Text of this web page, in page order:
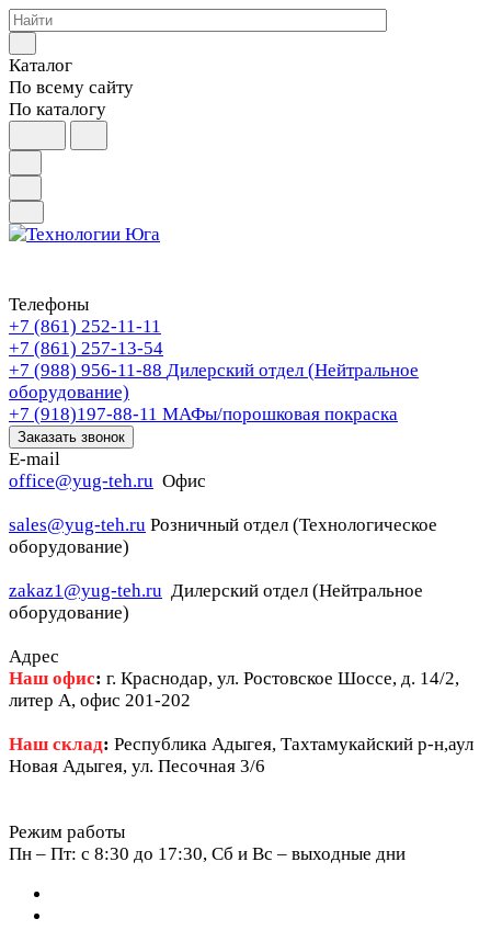
Каталог
По всему сайту
По каталогу
Телефоны
+7 (861) 252-11-11
+7 (861) 257-13-54
+7 (988) 956-11-88 Дилерский отдел (Нейтральное
оборудование)
+7 (918)197-88-11 МАФы/порошковая покраска
Заказать звонок
E-mail
office@yug-teh.ru Офис
sales@yug-teh.ru Розничный отдел (Технологическое
оборудование)
zakaz1@yug-teh.ru Дилерский отдел (Нейтральное
оборудование)
Адрес
Наш офис: г. Краснодар, ул. Ростовское Шоссе, д. 14/2,
литер А, офис 201-202
Наш склад: Республика Адыгея, Тахтамукайский р-н,аул
Новая Адыгея, ул. Песочная 3/6
Режим работы
Пн – Пт: c 8:30 до 17:30, Сб и Вс – выходные дни